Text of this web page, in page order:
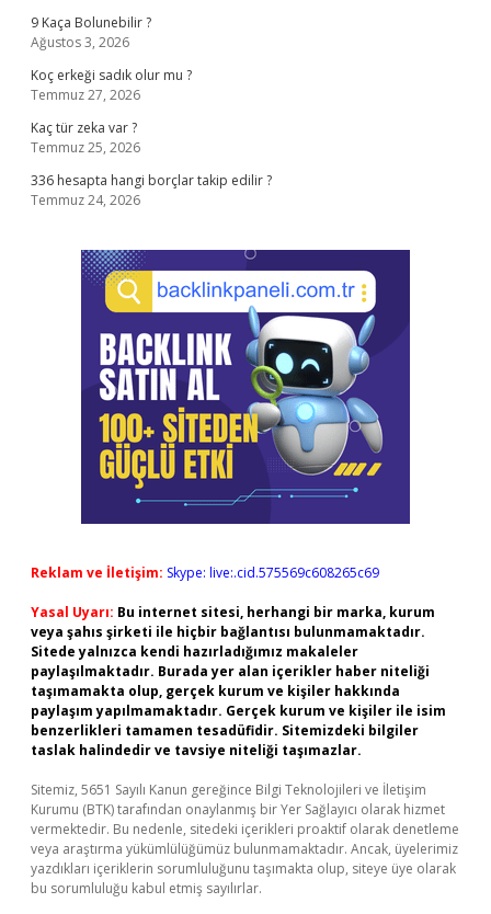
9 Kaça Bolunebilir ?
Ağustos 3, 2026
Koç erkeği sadık olur mu ?
Temmuz 27, 2026
Kaç tür zeka var ?
Temmuz 25, 2026
336 hesapta hangi borçlar takip edilir ?
Temmuz 24, 2026
Reklam ve İletişim: Skype: live:.cid.575569c608265c69
Yasal Uyarı: Bu internet sitesi, herhangi bir marka, kurum
veya şahıs şirketi ile hiçbir bağlantısı bulunmamaktadır.
Sitede yalnızca kendi hazırladığımız makaleler
paylaşılmaktadır. Burada yer alan içerikler haber niteliği
taşımamakta olup, gerçek kurum ve kişiler hakkında
paylaşım yapılmamaktadır. Gerçek kurum ve kişiler ile isim
benzerlikleri tamamen tesadüfidir. Sitemizdeki bilgiler
taslak halindedir ve tavsiye niteliği taşımazlar.
Sitemiz, 5651 Sayılı Kanun gereğince Bilgi Teknolojileri ve İletişim
Kurumu (BTK) tarafından onaylanmış bir Yer Sağlayıcı olarak hizmet
vermektedir. Bu nedenle, sitedeki içerikleri proaktif olarak denetleme
veya araştırma yükümlülüğümüz bulunmamaktadır. Ancak, üyelerimiz
yazdıkları içeriklerin sorumluluğunu taşımakta olup, siteye üye olarak
bu sorumluluğu kabul etmiş sayılırlar.